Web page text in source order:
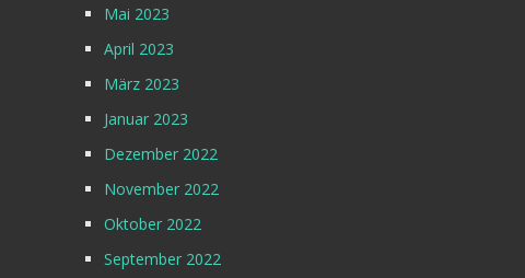
Mai 2023
April 2023
März 2023
Januar 2023
Dezember 2022
November 2022
Oktober 2022
September 2022